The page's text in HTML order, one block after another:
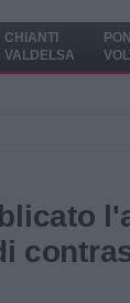
CHIANTI
VALDELSA